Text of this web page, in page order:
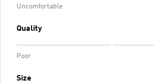
Uncomfortable
Quality
Poor
Size